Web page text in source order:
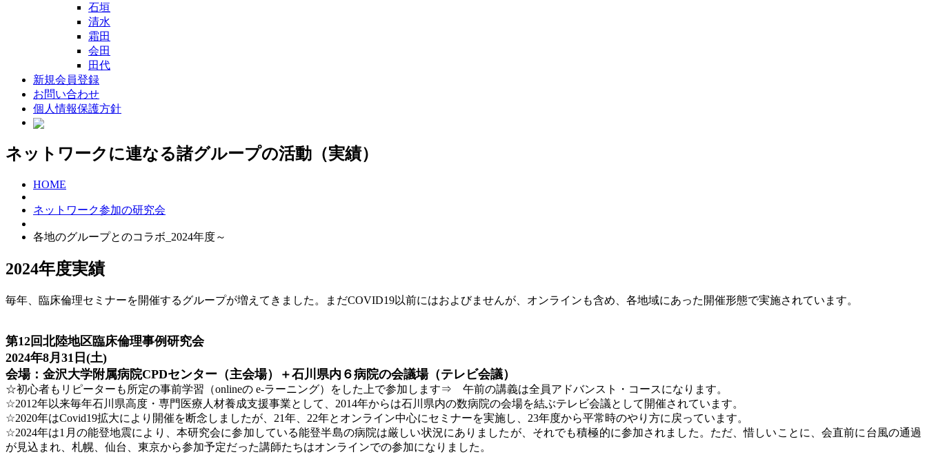
石垣
清水
霜田
会田
田代
新規会員登録
お問い合わせ
個人情報保護方針
ネットワークに連なる諸グループの活動（実績）
HOME
ネットワーク参加の研究会
各地のグループとのコラボ_2024年度～
2024年度実績
毎年、臨床倫理セミナーを開催するグループが増えてきました。まだCOVID19以前にはおよびませんが、オンラインも含め、各地域にあった開催形態で実施されています。
第12回北陸地区臨床倫理事例研究会
2024年8月31日(土)
会場：金沢大学附属病院CPDセンター（主会場）＋石川県内６病院の会議場（テレビ会議）
☆初心者もリピーターも所定の事前学習（onlineの e-ラーニング）をした上で参加します⇒ 午前の講義は全員アドバンスト・コースになります。
☆2012年以来毎年石川県高度・専門医療人材養成支援事業として、2014年からは石川県内の数病院の会場を結ぶテレビ会議として開催されています。
☆2020年はCovid19拡大により開催を断念しましたが、21年、22年とオンライン中心にセミナーを実施し、23年度から平常時のやり方に戻っています。
☆2024年は1月の能登地震により、本研究会に参加している能登半島の病院は厳しい状況にありましたが、それでも積極的に参加されました。ただ、惜しいことに、会直前に台風の通過
が見込まれ、札幌、仙台、東京から参加予定だった講師たちはオンラインでの参加になりました。